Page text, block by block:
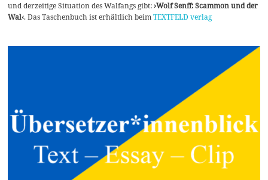
und derzeitige Situation des Walfangs gibt:›Wolf Senff: Scammon und der
Wal‹. Das Taschenbuch ist erhältlich beimTEXTFELD verlag